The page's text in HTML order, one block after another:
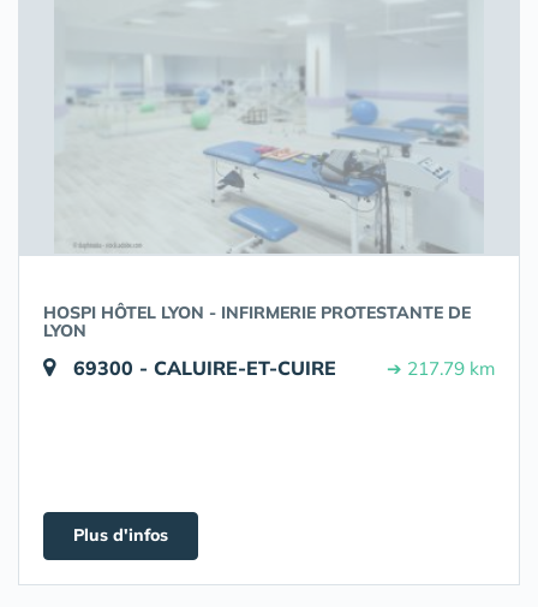
HOSPI HÔTEL LYON - INFIRMERIE PROTESTANTE DE
LYON
69300 - CALUIRE-ET-CUIRE ➔ 217.79 km
Plus d'infos